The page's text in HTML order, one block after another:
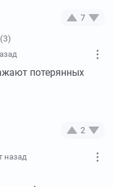
7
(3)
потерянных
2
назад